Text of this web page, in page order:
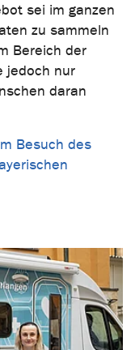
sei im ganzen
zu sammeln
Bereich der
jedoch nur
daran
Besuch des